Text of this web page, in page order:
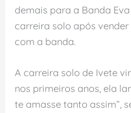
demais para a Banda
carreira solo após
com a banda.
A carreira solo de Ivete
nos primeiros anos, ela
te amasse tanto assim”,